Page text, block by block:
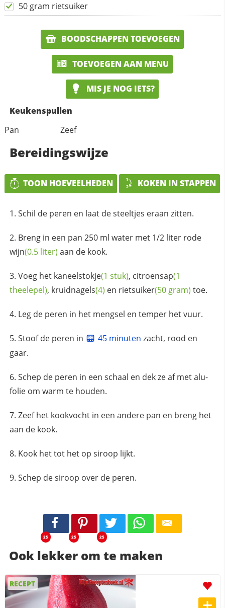
50 gram rietsuiker
BOODSCHAPPEN TOEVOEGEN
TOEVOEGEN AAN MENU
MIS JE NOG IETS?
Keukenspullen
Pan
Zeef
Bereidingswijze
TOON HOEVEELHEDEN KOKEN IN STAPPEN
Schil de peren en laat de steeltjes eraan zitten.
Breng in een pan 250 ml water met 1/2 liter rode
wijn(0.5 liter) aan de kook.
Voeg het kaneelstokje(1 stuk), citroensap(1
theelepel), kruidnagels(4) en rietsuiker(50 gram) toe.
Leg de peren in het mengsel en temper het vuur.
Stoof de peren in 45 minuten zacht, rood en
gaar.
Schep de peren in een schaal en dek ze af met alu-
folie om warm te houden.
Zeef het kookvocht in een andere pan en breng het
aan de kook.
Kook het tot het op siroop lijkt.
Schep de siroop over de peren.
25 25 25
Ook lekker om te maken
RECEPT